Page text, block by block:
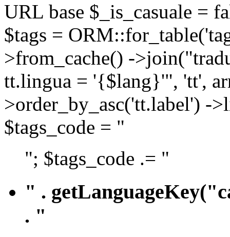
URL base $_is_casuale =
$tags =
>from_cache() -
tt.lingua = '{$lang}'", 'tt',
>order_by_asc('tt.label') -
$tags_code = "
"; $tags_code .= "
" .
. "